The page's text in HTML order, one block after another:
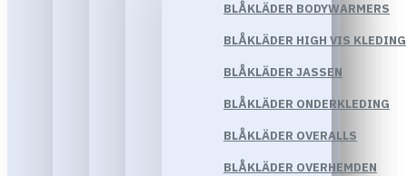
BLÅKLÄDER BODYWARMERS
BLÅKLÄDER HIGH VIS KLEDING
BLÅKLÄDER JASSEN
BLÅKLÄDER ONDERKLEDING
BLÅKLÄDER OVERALLS
BLÅKLÄDER OVERHEMDEN